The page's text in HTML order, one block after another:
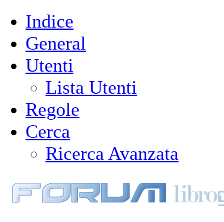
Indice
General
Utenti
Lista Utenti
Regole
Cerca
Ricerca Avanzata